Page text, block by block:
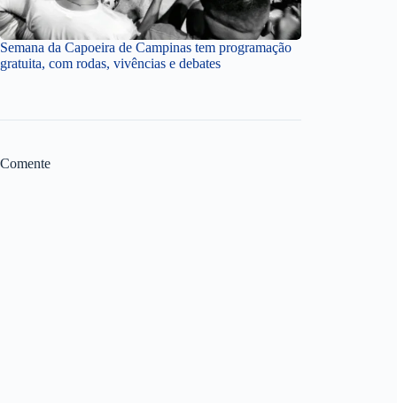
Semana da Capoeira de Campinas tem programação
gratuita, com rodas, vivências e debates
Comente